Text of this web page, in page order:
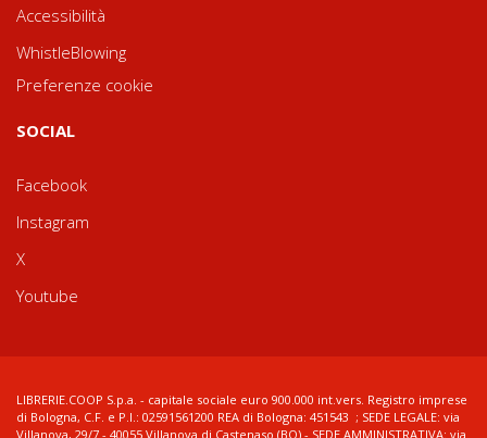
Accessibilità
WhistleBlowing
Preferenze cookie
SOCIAL
Facebook
Instagram
X
Youtube
LIBRERIE.COOP S.p.a. - capitale sociale euro 900.000 int.vers. Registro imprese
di Bologna, C.F. e P.I.: 02591561200 REA di Bologna: 451543 ; SEDE LEGALE: via
Villanova, 29/7 - 40055 Villanova di Castenaso (BO) - SEDE AMMINISTRATIVA: via